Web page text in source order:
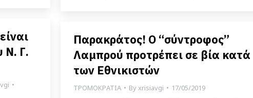
Ν. Γ.
Παρακράτος! Ο “σύντροφος”
Λαμπρού προτρέπει σε βία κατά
των Εθνικιστών
ΤΡΟΜΟΚΡΑΤΙΑ Byxrisiavgi 17/05/2019